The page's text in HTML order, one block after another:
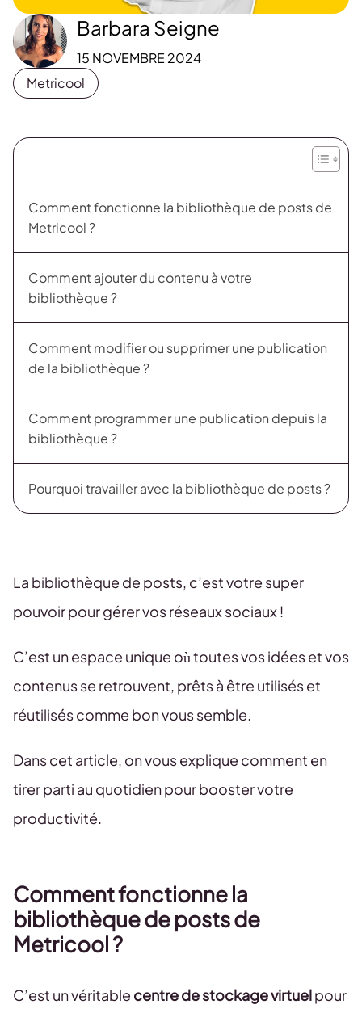
Barbara Seigne
15 NOVEMBRE 2024
Metricool
Comment fonctionne la bibliothèque de posts de
Metricool ?
Comment ajouter du contenu à votre
bibliothèque ?
Comment modifier ou supprimer une publication
de la bibliothèque ?
Comment programmer une publication depuis la
bibliothèque ?
Pourquoi travailler avec la bibliothèque de posts ?
La bibliothèque de posts, c’est votre super
pouvoir pour gérer vos réseaux sociaux !
C’est un espace unique où toutes vos idées et vos
contenus se retrouvent, prêts à être utilisés et
réutilisés comme bon vous semble.
Dans cet article, on vous explique comment en
tirer parti au quotidien pour booster votre
productivité.
Comment fonctionne la
bibliothèque de posts de
Metricool ?
C’est un véritable centre de stockage virtuelpour